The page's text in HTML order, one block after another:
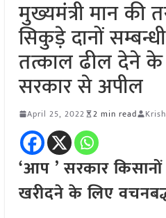
मुख्यमंत्री मान
सिकुड़े दानों
तत्काल ढील देने के
सरकार से अपील
April 25, 2022 2 min read
‘आप ’ सरकार किसानों
खरीदने के लिए